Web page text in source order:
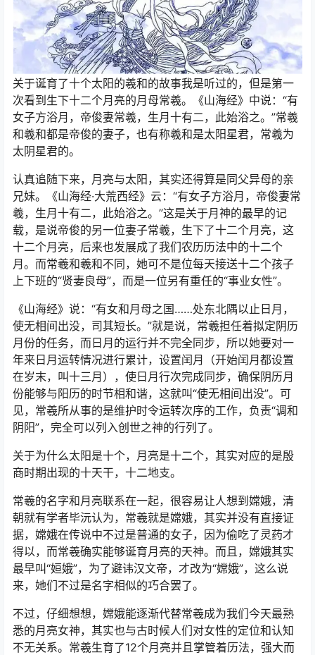
关于诞育了十个太阳的羲和的故事我是听过的，但是第一
次看到生下十二个月亮的月母常羲。《山海经》中说：“有
女子方浴月，帝俊妻常羲，生月十有二，此始浴之。”常羲
和羲和都是帝俊的妻子，也有称羲和是太阳星君，常羲为
太阴星君的。
认真追随下来，月亮与太阳，其实还得算是同父异母的亲
兄妹。《山海经·大荒西经》云：“有女子方浴月，帝俊妻常
羲，生月十有二，此始浴之。”这是关于月神的最早的记
载，是说帝俊的另一位妻子常羲，生下了十二个月亮，这
十二个月亮，后来也发展成了我们农历历法中的十二个
月。而常羲和羲和不同，她可不是位每天接送十二个孩子
上下班的“贤妻良母”，而是一位另有重任的“事业女性”。
《山海经》说：“有女和月母之国……处东北隅以止日月，
使无相间出没，司其短长。”就是说，常羲担任着拟定阴历
月份的任务，而日月的运行并不完全同步，所以她要对一
年来日月运转情况进行累计，设置闰月（开始闰月都设置
在岁末，叫十三月），使日月行次完成同步，确保阴历月
份能够与阳历的时节相和谐，这就叫“使无相间出没”。可
见，常羲所从事的是维护时令运转次序的工作，负责“调和
阴阳”，完全可以列入创世之神的行列了。
关于为什么太阳是十个，月亮是十二个，其实对应的是殷
商时期出现的十天干，十二地支。
常羲的名字和月亮联系在一起，很容易让人想到嫦娥，清
朝就有学者毕沅认为，常羲就是嫦娥，其实并没有直接证
据，嫦娥在传说中不过是普通的女子，因为偷吃了灵药才
得以，而常羲确实能够诞育月亮的天神。而且，嫦娥其实
最早叫“姮娥”，为了避讳汉文帝，才改为“嫦娥”，这么说
来，她们不过是名字相似的巧合罢了。
不过，仔细想想，嫦娥能逐渐代替常羲成为我们今天最熟
悉的月亮女神，其实也与古时候人们对女性的定位和认知
不无关系。常羲生育了12个月亮并且掌管着历法，强大而